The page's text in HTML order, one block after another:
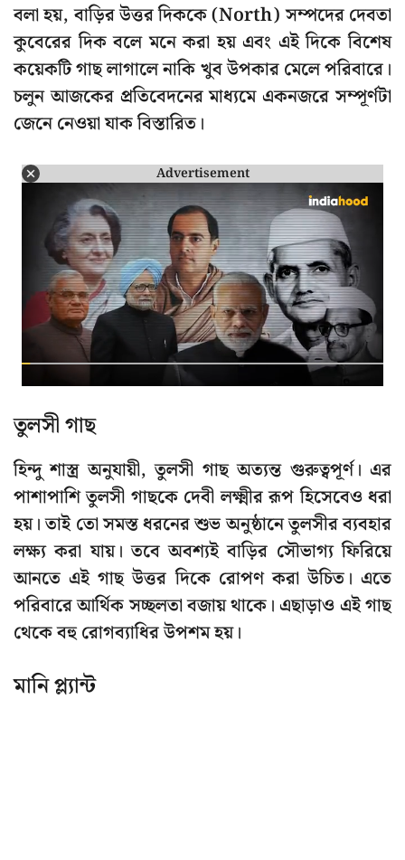
বলা হয়, বাড়ির উত্তর দিককে (North) সম্পদের দেবতা
কুবেরের দিক বলে মনে করা হয় এবং এই দিকে বিশেষ
কয়েকটি গাছ লাগালে নাকি খুব উপকার মেলে পরিবারে।
চলুন আজকের প্রতিবেদনের মাধ্যমে একনজরে সম্পূর্ণটা
জেনে নেওয়া যাক বিস্তারিত।
Advertisement
তুলসী গাছ
হিন্দু শাস্ত্র অনুযায়ী, তুলসী গাছ অত্যন্ত গুরুত্বপূর্ণ। এর
পাশাপাশি তুলসী গাছকে দেবী লক্ষ্মীর রূপ হিসেবেও ধরা
হয়। তাই তো সমস্ত ধরনের শুভ অনুষ্ঠানে তুলসীর ব্যবহার
লক্ষ্য করা যায়। তবে অবশ্যই বাড়ির সৌভাগ্য ফিরিয়ে
আনতে এই গাছ উত্তর দিকে রোপণ করা উচিত। এতে
পরিবারে আর্থিক সচ্ছলতা বজায় থাকে। এছাড়াও এই গাছ
থেকে বহু রোগব্যাধির উপশম হয়।
মানি প্ল্যান্ট